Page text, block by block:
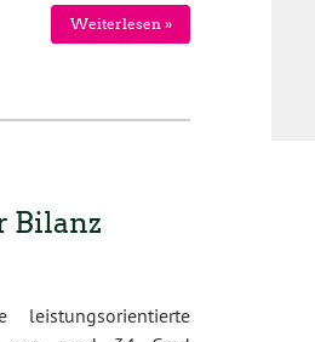
Weiterlesen »
Bilanz